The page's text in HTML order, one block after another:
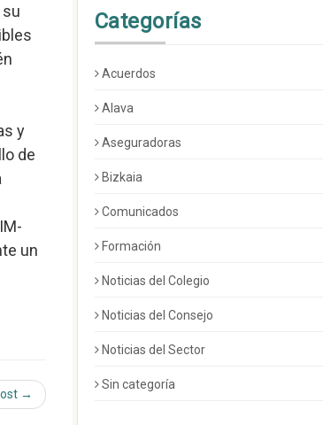
y
de
un
→
Categorías
Acuerdos
Alava
Aseguradoras
Bizkaia
Comunicados
Formación
Noticias del Colegio
Noticias del Consejo
Noticias del Sector
Sin categoría